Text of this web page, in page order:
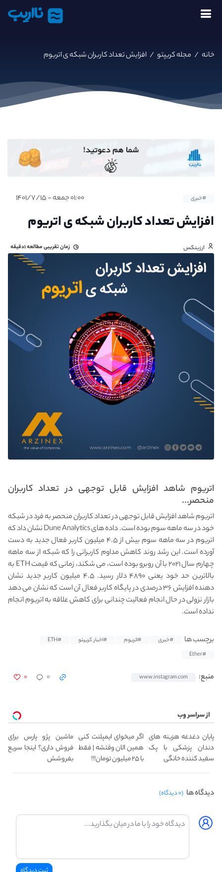
نااریب
خانه / مجله کریپتو / افزایش تعداد کاربران شبکه ی اتریوم
#خبری ۰۱:۰۰ جمعه - ۱۴۰۱/۷/۱۵
افزایش تعداد کاربران شبکه ی اتریوم
ارزینکس زمان تقریبی مطالعه۱دقیقه
اتریوم شاهد افزایش قابل توجهی در تعداد کاربران
منحصر...
اتریوم شاهد افزایش قابل توجهی در تعداد کاربران منحصر به فرد در شبکه
خود در سه ماهه سوم بوده است. داده های Dune Analytics نشان داد که
اتریوم در سه ماهه سوم بیش از ۴.۵ میلیون کاربر فعال جدید به دست
آورده است. این رشد روند کاهش مداوم کاربرانی را که شبکه از سه ماهه
چهارم سال ۲۰۲۱ با آن روبرو بوده است، می شکند، زمانی که قیمت ETH به
بالاترین حد خود یعنی ۴۸۹۰ دلار رسید. ۴.۵ میلیون کاربر جدید نشان
دهنده افزایش ۳۶ درصدی در پایگاه کاربر فعال آن است که نشان می دهد
بازار نزولی در حال انجام فعالیت چندانی برای کاهش علاقه به اتریوم انجام
نداده است.
برچسب ها #خبری #اتریوم #اخبار کریپتو
#ETH
#Ether
منبع: www.instagram.com ۰ ۰
از سراسر وب
پایان دغدغه هزینه های
دندان پزشکی با پک
سفید کننده خانگی
اگر میخوای ایمپلنت کنی
همین الان وقتشه | فقط
با ۲۵ میلیون تومان!!!
ماشین پژو پارس برای
فروش داری؟ اینجا سریع
بفروشش
دیدگاه ها (۰ دیدگاه)